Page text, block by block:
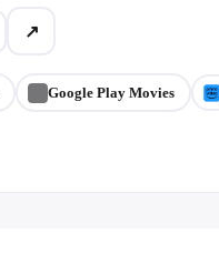
↗
Google Play Movies